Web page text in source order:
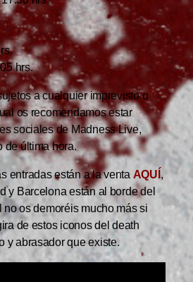
hrs.
a cualquier imprevisto o
os recomendamos estar
sociales de Madness Live,
de última hora.
entradas están a la venta AQUÍ ,
y Barcelona están al borde del
no os demoréis mucho más si
de estos iconos del death
y abrasador que existe.